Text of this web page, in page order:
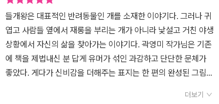
이로 산다는 건 매 순간 죽음과 함께한다는 뜻이야. 그러니 죽음
을 두려워하지 않고 용감하게 살아가야 해.'84.'지금이야, 얼른 나
와!'빛이 소리쳤어. 나는 잽싸게 우리 밖으로 빠져나가 사료 상자
위로 올라갔어. 한 남자가 뒤따라 나왔지만 나를 잡진 못했어. 나
는 숨을 크게 내쉬고, 열린 창문으로 뛰어올랐어. 바깥 공기와 냄
새를 맡으며 하늘을 날듯. '빠져나왔어. 살았어!' 132.달빛이 환히
기는 언제나 매력적인것 같습니다.#그날새벽들개왕 이야기는 떠
돌이 들개였던 아빠와 바깥세상은무섭기만 한 집에서 자란 엄마
개가 어느 날 우연인지,운명인지 모르게 만나게됩니다. 그리고 사
랑에 빠지죠.엄마개의 집 문으로 들어온 아빠들개의 모습은 여느
들개와는 달랐거든요.둘은 아기개들을 낳고 엄마개가 살았던 집
에서 주인의보살핌속에 평화롭게 살지만 들개의 자유로움이 사
들개왕은 대표적인 반려동물인 개를 소재한 이야기다. 그러나 귀
엽고 사람들 옆에서 재롱을 부리는 개가 아니라 낯설고 거친 야생
상황에서 자신의 삶을 찾아가는 이야기다. 곽영미 작가님은 기존
에 책을 제법내신 분 답게 유머가 섞인 과감하고 단단한 문체가
좋았다. 게다가 신비감을 더해주는 표지는 한 편의 완성된 그림작
기를 거절하며 자연에서 생활한다. 그리고 야생을 두려워하는 달
더보기